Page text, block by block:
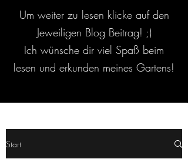
Start
Um weiter zu lesen klicke auf den
Jeweiligen Blog Beitrag! ;)
Ich wünsche dir viel Spaß beim
lesen und erkunden meines Gartens!